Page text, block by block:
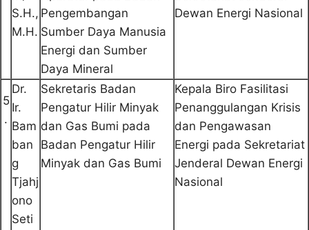
S.H.,
M.H.
Pengembangan
Sumber Daya Manusia
Energi dan Sumber
Daya Mineral
Dewan Energi Nasional
5
.
Dr.
Ir.
Bam
ban
g
Tjahj
ono
Seti
Sekretaris Badan
Pengatur Hilir Minyak
dan Gas Bumi pada
Badan Pengatur Hilir
Minyak dan Gas Bumi
Kepala Biro Fasilitasi
Penanggulangan Krisis
dan Pengawasan
Energi pada Sekretariat
Jenderal Dewan Energi
Nasional